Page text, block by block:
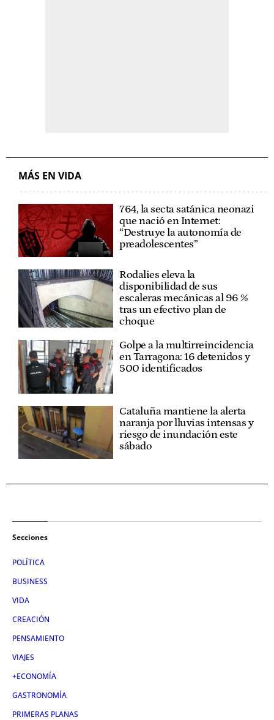
MÁS EN VIDA
764, la secta satánica neonazi
que nació en Internet:
“Destruye la autonomía de
preadolescentes”
Rodalies eleva la
disponibilidad de sus
escaleras mecánicas al 96 %
tras un efectivo plan de
choque
Golpe a la multirreincidencia
en Tarragona: 16 detenidos y
500 identificados
Cataluña mantiene la alerta
naranja por lluvias intensas y
riesgo de inundación este
sábado
Secciones
POLÍTICA
BUSINESS
VIDA
CREACIÓN
PENSAMIENTO
VIAJES
+ECONOMÍA
GASTRONOMÍA
PRIMERAS PLANAS